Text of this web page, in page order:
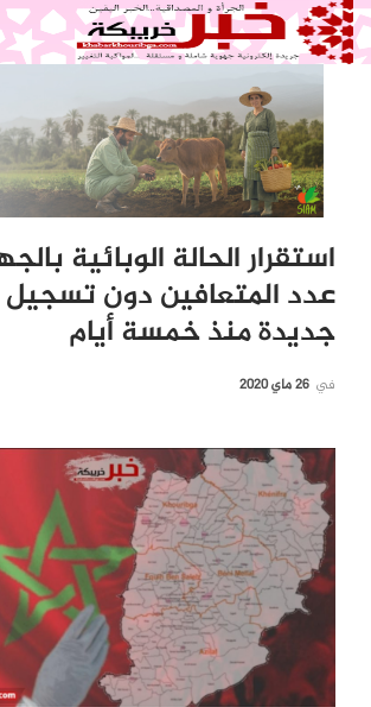
استقرار الحالة الوبائية
عدد المتعافين دون تسجيل
جديدة منذ خمسة أيام
في 26 ماي 2020